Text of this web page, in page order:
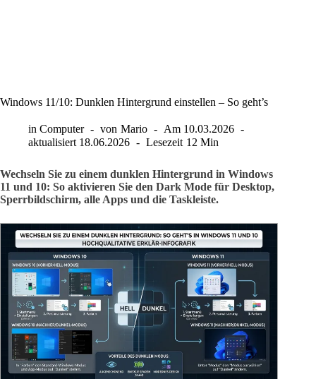
Windows 11/10: Dunklen Hintergrund einstellen – So geht’s
in Computer von Mario Am 10.03.2026
aktualisiert 18.06.2026 Lesezeit 12 Min
Wechseln Sie zu einem dunklen Hintergrund in Windows
11 und 10: So aktivieren Sie den Dark Mode für Desktop,
Sperrbildschirm, alle Apps und die Taskleiste.